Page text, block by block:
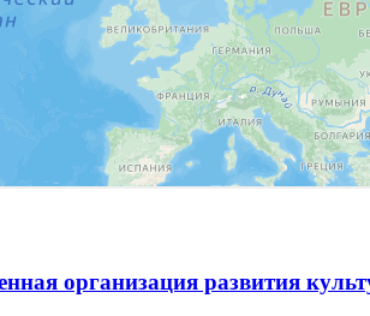
организация развития